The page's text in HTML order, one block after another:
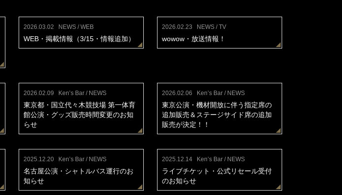
2026.03.02 NEWS / WEB
WEB・掲載情報（3/15・情報追加）
2026.02.23 NEWS / TV
wowow・放送情報！
2026.02.09 Ken’s Bar / NEWS
東京都・国立代々木競技場 第一体育
館公演・グッズ販売時間変更のお知
らせ
2026.02.06 Ken’s Bar / NEWS
東京公演・機材開放に伴う指定席の
追加販売＆ステージサイド席の追加
販売が決定！！
2025.12.20 Ken’s Bar / NEWS
名古屋公演・シャトルバス運行のお
知らせ
2025.12.14 Ken’s Bar / NEWS
ライブチケット・公式リセール受付
のお知らせ